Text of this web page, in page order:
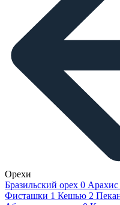
Орехи
Бразильский орех 0 Арахис
Фисташки 1 Кешью 2